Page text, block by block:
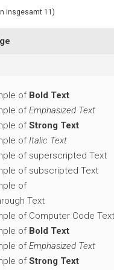
insgesamt 11)
of Bold Text
ofEmphasized Text
ofStrong Text
ofItalic Text
of superscripted Text
of subscripted Text
of
Text
of Computer Code Text
of Bold Text
ofEmphasized Text
ofStrong Text